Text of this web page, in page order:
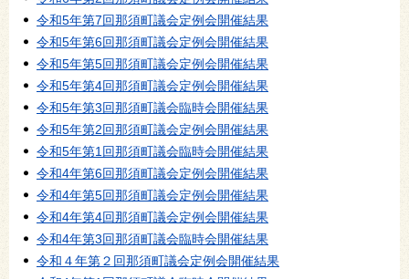
令和5年第7回那須町議会定例会開催結果
令和5年第6回那須町議会定例会開催結果
令和5年第5回那須町議会定例会開催結果
令和5年第4回那須町議会定例会開催結果
令和5年第3回那須町議会臨時会開催結果
令和5年第2回那須町議会定例会開催結果
令和5年第1回那須町議会臨時会開催結果
令和4年第6回那須町議会定例会開催結果
令和4年第5回那須町議会定例会開催結果
令和4年第4回那須町議会定例会開催結果
令和4年第3回那須町議会臨時会開催結果
令和４年第２回那須町議会定例会開催結果